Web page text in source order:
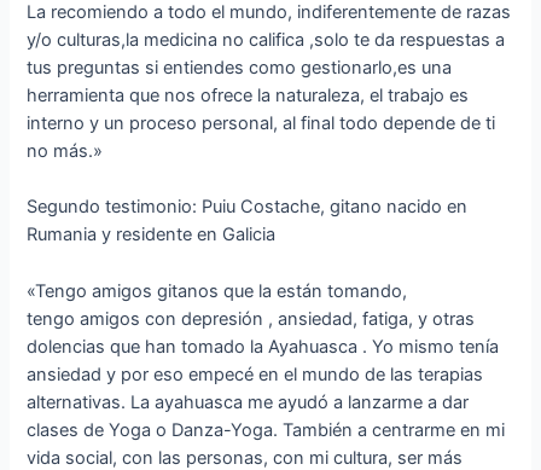
La recomiendo a todo el mundo, indiferentemente de razas
y/o culturas,la medicina no califica ,solo te da respuestas a
tus preguntas si entiendes como gestionarlo,es una
herramienta que nos ofrece la naturaleza, el trabajo es
interno y un proceso personal, al final todo depende de ti
no más.»
Segundo testimonio: Puiu Costache, gitano nacido en
Rumania y residente en Galicia
«Tengo amigos gitanos que la están tomando,
tengo amigos con depresión , ansiedad, fatiga, y otras
dolencias que han tomado la Ayahuasca . Yo mismo tenía
ansiedad y por eso empecé en el mundo de las terapias
alternativas. La ayahuasca me ayudó a lanzarme a dar
clases de Yoga o Danza-Yoga. También a centrarme en mi
vida social, con las personas, con mi cultura, ser más